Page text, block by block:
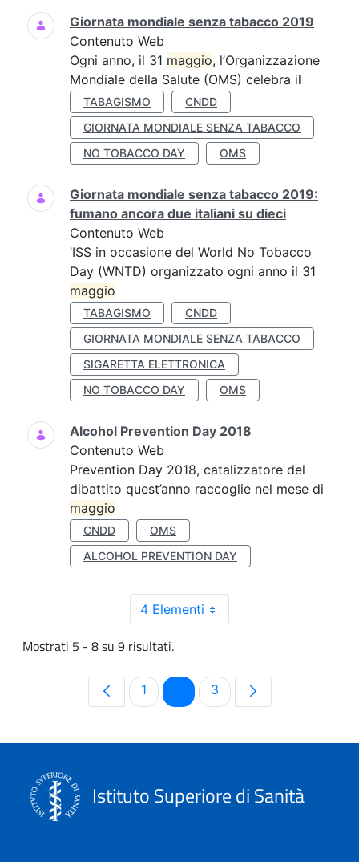
Giornata mondiale senza tabacco 2019
Contenuto Web
Ogni anno, il 31 maggio, l’Organizzazione
Mondiale della Salute (OMS) celebra il
TABAGISMO
CNDD
GIORNATA MONDIALE SENZA TABACCO
NO TOBACCO DAY
OMS
Giornata mondiale senza tabacco 2019:
fumano ancora due italiani su dieci
Contenuto Web
’ISS in occasione del World No Tobacco
Day (WNTD) organizzato ogni anno il 31
maggio
TABAGISMO
CNDD
GIORNATA MONDIALE SENZA TABACCO
SIGARETTA ELETTRONICA
NO TOBACCO DAY
OMS
Alcohol Prevention Day 2018
Contenuto Web
Prevention Day 2018, catalizzatore del
dibattito quest’anno raccoglie nel mese di
maggio
CNDD
OMS
ALCOHOL PREVENTION DAY
4 Elementi
Mostrati 5 - 8 su 9 risultati.
Pagina
1 PaginaPagina
3
Istituto Superiore di Sanità